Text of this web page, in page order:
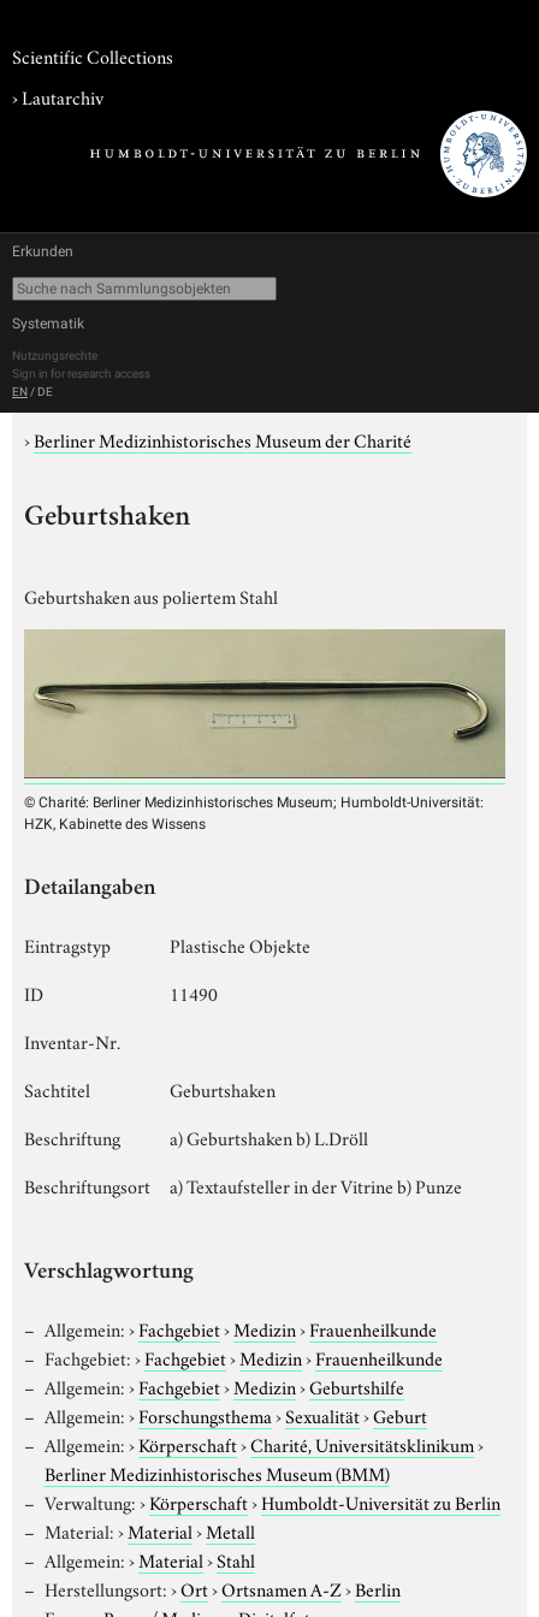
Scientific Collections
›Lautarchiv
Erkunden
Systematik
Nutzungsrechte
Sign in for research access
EN / DE
›Berliner Medizinhistorisches Museum der Charité
Geburtshaken
Geburtshaken aus poliertem Stahl
© Charité: Berliner Medizinhistorisches Museum; Humboldt-Universität:
HZK, Kabinette des Wissens
Detailangaben
Eintragstyp
Plastische Objekte
ID
11490
Inventar-Nr.
Sachtitel
Geburtshaken
Beschriftung
a) Geburtshaken b) L.Dröll
Beschriftungsort
a) Textaufsteller in der Vitrine b) Punze
Verschlagwortung
Allgemein:›Fachgebiet›Medizin›Frauenheilkunde
Fachgebiet:›Fachgebiet›Medizin›Frauenheilkunde
Allgemein:›Fachgebiet›Medizin›Geburtshilfe
Allgemein:›Forschungsthema›Sexualität›Geburt
Allgemein:›Körperschaft›Charité, Universitätsklinikum›
Berliner Medizinhistorisches Museum (BMM)
Verwaltung:›Körperschaft›Humboldt-Universität zu Berlin
Material:›Material›Metall
Allgemein:›Material›Stahl
Herstellungsort:›Ort›Ortsnamen A-Z›Berlin